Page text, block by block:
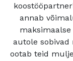
annab
autole sobivad
ootab teid